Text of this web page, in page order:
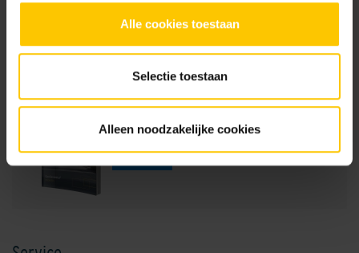
Alle cookies toestaan
Selectie toestaan
Alleen noodzakelijke cookies
GeoCeramica® Kleurenwaaier
GeoCeramica® Specialties